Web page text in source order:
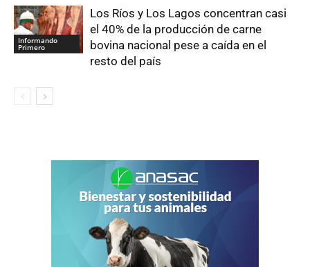
Informando
Primero
Los Ríos y Los Lagos concentran casi
el 40% de la producción de carne
bovina nacional pese a caída en el
resto del país